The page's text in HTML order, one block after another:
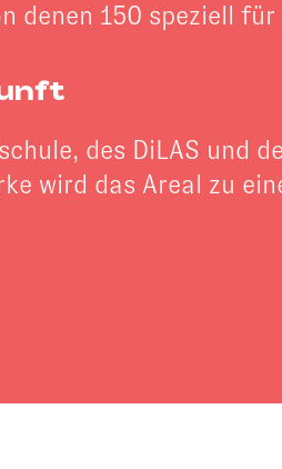
denen 150 speziell
des DiLAS und
wird das Areal zu